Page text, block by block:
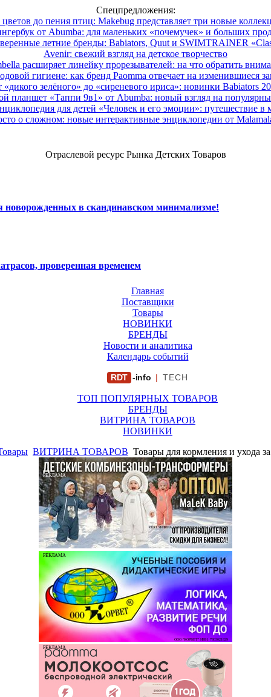
Спецпредложения:
до пения птиц: Makebug представляет три новые
от Abumba: для маленьких «почемучек» и больших
летние бренды: Babiators, Quut и SWIMTRAINER
Avenir: свежий взгляд на детское творчество
расширяет линейку прорезывателей: на что обратить
гигиене: как бренд Paomma отвечает на изменившиеся
«дикого зелёного» до «сиреневого ириса»: новинки Babiators
планшет «Таппи 9в1» от Abumba: новый взгляд на
для детей «Человек и его эмоции»: путешествие в
о сложном: новые интерактивные энциклопедии от
Отраслевой ресурс Рынка Детских Товаров
новорожденных в скандинавском минимализме!
проверенная временем
Главная
Поставщики
Товары
НОВИНКИ
БРЕНДЫ
Новости и аналитика
Календарь событий
RDT -info | TECH
ТОП ПОПУЛЯРНЫХ ТОВАРОВ
БРЕНДЫ
ВИТРИНА ТОВАРОВ
НОВИНКИ
ВИТРИНА ТОВАРОВ Товары для кормления и ухода
РЕКЛАМА
ООО "ФИРМА "ХРИЗАНТЕМА" ИНН: 7719007569
РЕКЛАМА
ООО "КОРВЕТ" ИНН: 7803021829
РЕКЛАМА